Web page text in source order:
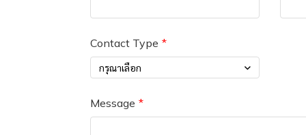
Contact Type
กรุณาเลือก
Message